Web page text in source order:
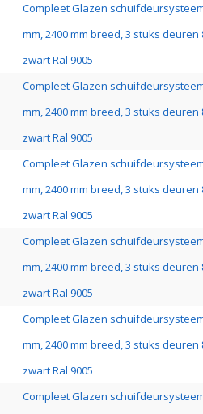
Compleet Glazen
mm, 2400 mm breed, 3 stuks deuren
zwart Ral 9005
Compleet Glazen
mm, 2400 mm breed, 3 stuks deuren
zwart Ral 9005
Compleet Glazen
mm, 2400 mm breed, 3 stuks deuren
zwart Ral 9005
Compleet Glazen
mm, 2400 mm breed, 3 stuks deuren
zwart Ral 9005
Compleet Glazen
mm, 2400 mm breed, 3 stuks deuren
zwart Ral 9005
Compleet Glazen